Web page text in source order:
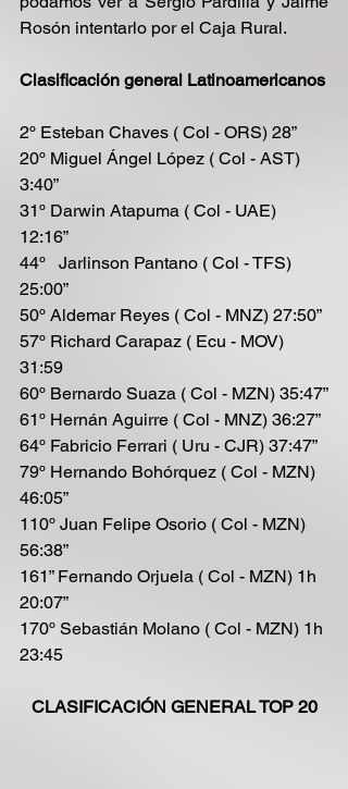
Rosón intentarlo por el Caja Rural.
Clasificación general Latinoamericanos
2º Esteban Chaves ( Col - ORS) 28”
20º Miguel Ángel López ( Col - AST)
3:40”
31º Darwin Atapuma ( Col - UAE)
12:16”
44º   Jarlinson Pantano ( Col - TFS)
25:00”
50º Aldemar Reyes ( Col - MNZ) 27:50”
57º Richard Carapaz ( Ecu - MOV)
31:59
60º Bernardo Suaza ( Col - MZN) 35:47”
61º Hernán Aguirre ( Col - MNZ) 36:27”
64º Fabricio Ferrari ( Uru - CJR) 37:47”
79º Hernando Bohórquez ( Col - MZN)
46:05”
110º Juan Felipe Osorio ( Col - MZN)
56:38”
161” Fernando Orjuela ( Col - MZN) 1h
20:07”
170º Sebastián Molano ( Col - MZN) 1h
23:45
CLASIFICACIÓN GENERAL TOP 20